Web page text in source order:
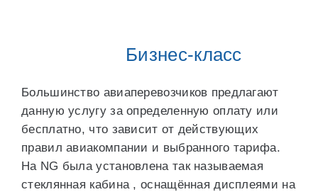
Бизнес-класс
Большинство авиаперевозчиков предлагают
данную услугу за определенную оплату или
бесплатно, что зависит от действующих
правил авиакомпании и выбранного тарифа.
На NG была установлена так называемая
стеклянная кабина , оснащённая дисплеями на